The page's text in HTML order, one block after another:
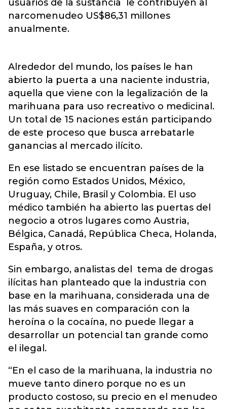
usuarios de la sustancia le contribuyen al
narcomenudeo US$86,31 millones
anualmente.
Alrededor del mundo, los países le han
abierto la puerta a una naciente industria,
aquella que viene con la legalización de la
marihuana para uso recreativo o medicinal.
Un total de 15 naciones están participando
de este proceso que busca arrebatarle
ganancias al mercado ilícito.
En ese listado se encuentran países de la
región como Estados Unidos, México,
Uruguay, Chile, Brasil y Colombia. El uso
médico también ha abierto las puertas del
negocio a otros lugares como Austria,
Bélgica, Canadá, República Checa, Holanda,
España, y otros.
Sin embargo, analistas del tema de drogas
ilícitas han planteado que la industria con
base en la marihuana, considerada una de
las más suaves en comparación con la
heroína o la cocaína, no puede llegar a
desarrollar un potencial tan grande como
el ilegal.
“En el caso de la marihuana, la industria no
mueve tanto dinero porque no es un
producto costoso, su precio en el menudeo